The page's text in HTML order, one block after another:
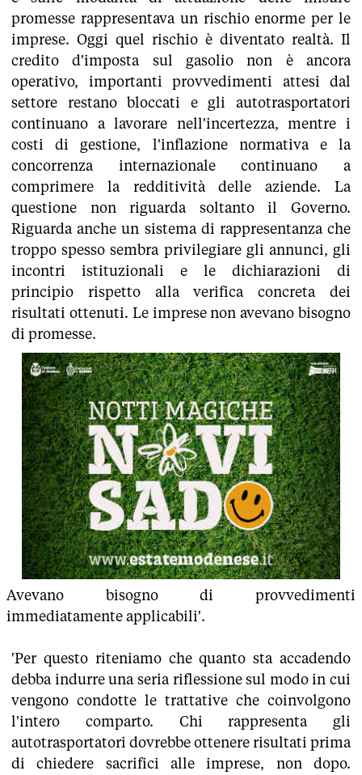
promesse rappresentava un rischio enorme per le
imprese. Oggi quel rischio è diventato realtà. Il
credito d'imposta sul gasolio non è ancora
operativo, importanti provvedimenti attesi dal
settore restano bloccati e gli autotrasportatori
continuano a lavorare nell'incertezza, mentre i
costi di gestione, l'inflazione normativa e la
concorrenza internazionale continuano a
comprimere la redditività delle aziende. La
questione non riguarda soltanto il Governo.
Riguarda anche un sistema di rappresentanza che
troppo spesso sembra privilegiare gli annunci, gli
incontri istituzionali e le dichiarazioni di
principio rispetto alla verifica concreta dei
risultati ottenuti. Le imprese non avevano bisogno
di promesse.
Avevano bisogno di provvedimenti
immediatamente applicabili'.
'Per questo riteniamo che quanto sta accadendo
debba indurre una seria riflessione sul modo in cui
vengono condotte le trattative che coinvolgono
l'intero comparto. Chi rappresenta gli
autotrasportatori dovrebbe ottenere risultati prima
di chiedere sacrifici alle imprese, non dopo.